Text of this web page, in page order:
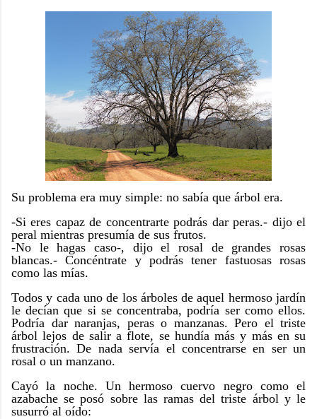
Su problema era muy simple: no sabía que árbol era.
-Si eres capaz de concentrarte podrás dar peras.- dijo el
peral mientras presumía de sus frutos.
-No le hagas caso-, dijo el rosal de grandes rosas
blancas.- Concéntrate y podrás tener fastuosas rosas
como las mías.
Todos y cada uno de los árboles de aquel hermoso jardín
le decían que si se concentraba, podría ser como ellos.
Podría dar naranjas, peras o manzanas. Pero el triste
árbol lejos de salir a flote, se hundía más y más en su
frustración. De nada servía el concentrarse en ser un
rosal o un manzano.
Cayó la noche. Un hermoso cuervo negro como el
azabache se posó sobre las ramas del triste árbol y le
susurró al oído: